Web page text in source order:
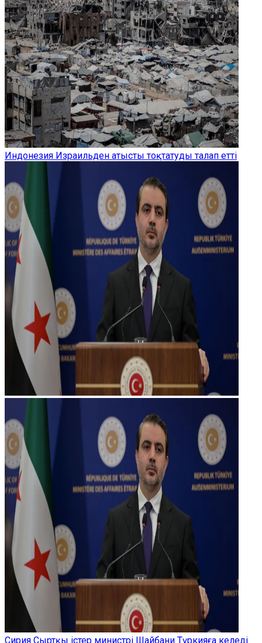
Индонезия Израильден атысты тоқтатуды талап етті
Сирия Сыртқы істер министрі Шайбани Түркияға келеді